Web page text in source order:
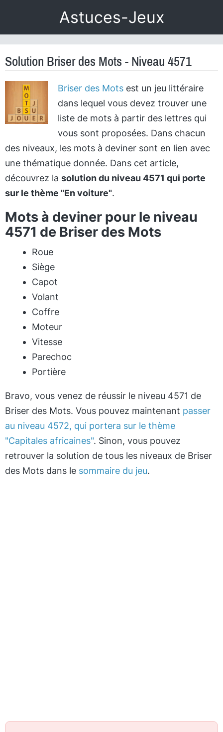
Astuces-Jeux
Solution Briser des Mots - Niveau 4571
Briser des Motsest un jeu littéraire
dans lequel vous devez trouver une
liste de mots à partir des lettres qui
vous sont proposées. Dans chacun
des niveaux, les mots à deviner sont en lien avec
une thématique donnée. Dans cet article,
découvrez la solution du niveau 4571 qui porte
sur le thème "En voiture".
Mots à deviner pour le niveau
4571 de Briser des Mots
Roue
Siège
Capot
Volant
Coffre
Moteur
Vitesse
Parechoc
Portière
Bravo, vous venez de réussir le niveau 4571 de
Briser des Mots. Vous pouvez maintenant passer
au niveau 4572, qui portera sur le thème
"Capitales africaines". Sinon, vous pouvez
retrouver la solution de tous les niveaux de Briser
des Mots dans le sommaire du jeu.